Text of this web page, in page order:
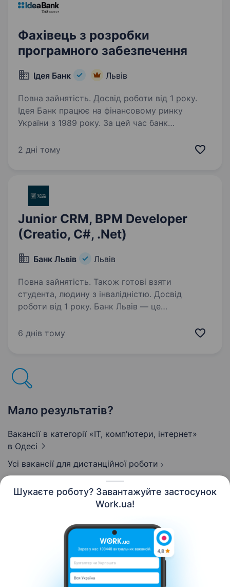
Шукаєте роботу? Завантажуйте застосунок
Work.ua!
Фахівець з розробки
програмного забезпечення
Ідея Банк Львів
Повна зайнятість. Досвід роботи від 1 року.
Ідея Банк працює на фінансовому ринку
України з 1989 року. За цей час банк
партнер для клієнтів. Наша справжня
2 дні тому
Junior CRM, BPM Developer
(Creatio, C#, .Net)
Банк Львів Львів
Повна зайнятість. Також готові взяти
студента, людину з інвалідністю. Досвід
роботи від 1 року. Банк Львів — це
що працює на території Заходу України з 1990
кожен розуміє свою роль та завжди…
6 днів тому
Мало результатів?
Вакансії в категорії «IT, комп'ютери, інтернет»
в Одесі
Усі вакансії для дистанційної роботи